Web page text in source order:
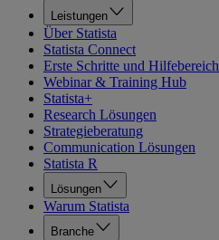
Leistungen
Über Statista
Statista Connect
Erste Schritte und Hilfebereich
Webinar & Training Hub
Statista+
Research Lösungen
Strategieberatung
Communication Lösungen
Statista R
Lösungen
Warum Statista
Branche